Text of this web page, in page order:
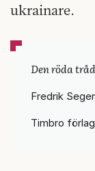
ukrainare.
Den röda
Fredrik
Timbro förlag